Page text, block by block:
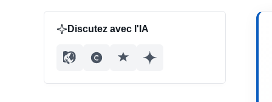
Discutez avec l'IA